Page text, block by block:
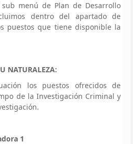
menú de Plan de Desarrollo
dentro del apartado de
puestos que tiene disponible la
NATURALEZA:
los puestos ofrecidos de
de la Investigación Criminal y
1